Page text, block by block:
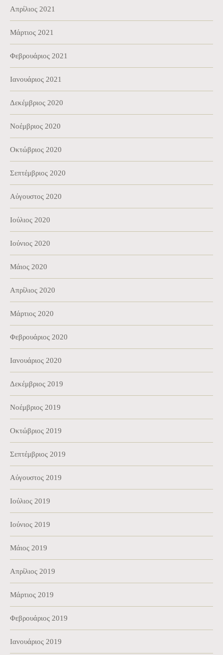
Απρίλιος 2021
Μάρτιος 2021
Φεβρουάριος 2021
Ιανουάριος 2021
Δεκέμβριος 2020
Νοέμβριος 2020
Οκτώβριος 2020
Σεπτέμβριος 2020
Αύγουστος 2020
Ιούλιος 2020
Ιούνιος 2020
Μάιος 2020
Απρίλιος 2020
Μάρτιος 2020
Φεβρουάριος 2020
Ιανουάριος 2020
Δεκέμβριος 2019
Νοέμβριος 2019
Οκτώβριος 2019
Σεπτέμβριος 2019
Αύγουστος 2019
Ιούλιος 2019
Ιούνιος 2019
Μάιος 2019
Απρίλιος 2019
Μάρτιος 2019
Φεβρουάριος 2019
Ιανουάριος 2019